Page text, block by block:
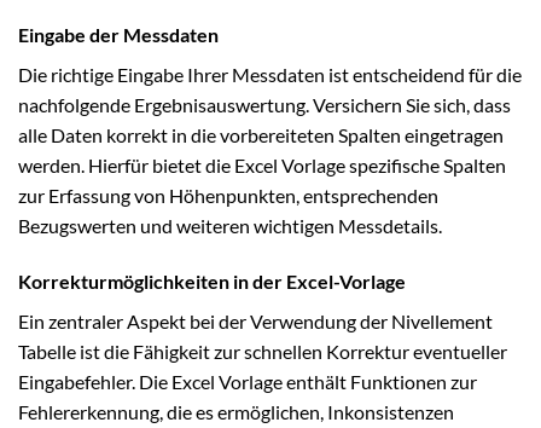
Eingabe der Messdaten
Die richtige Eingabe Ihrer Messdaten ist entscheidend für die
nachfolgende Ergebnisauswertung. Versichern Sie sich, dass
alle Daten korrekt in die vorbereiteten Spalten eingetragen
werden. Hierfür bietet die Excel Vorlage spezifische Spalten
zur Erfassung von Höhenpunkten, entsprechenden
Bezugswerten und weiteren wichtigen Messdetails.
Korrekturmöglichkeiten in der Excel-Vorlage
Ein zentraler Aspekt bei der Verwendung der Nivellement
Tabelle ist die Fähigkeit zur schnellen Korrektur eventueller
Eingabefehler. Die Excel Vorlage enthält Funktionen zur
Fehlererkennung, die es ermöglichen, Inkonsistenzen